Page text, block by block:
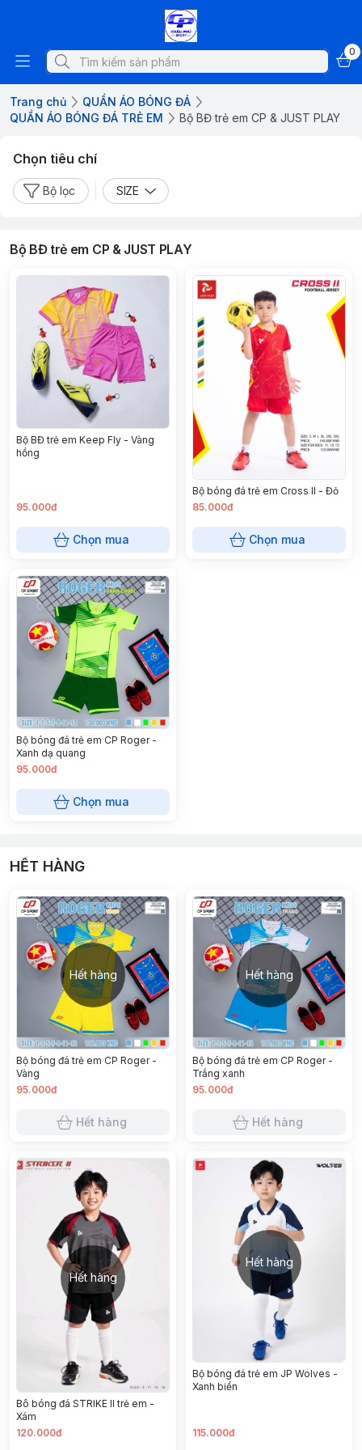
0
Trang chủ
QUẦN ÁO BÓNG ĐÁ
QUẦN ÁO BÓNG ĐÁ TRẺ EM
Bộ BĐ trẻ em CP & JUST PLAY
Chọn tiêu chí
Bộ lọc SIZE
Bộ BĐ trẻ em CP & JUST PLAY
Bộ BĐ trẻ em Keep Fly - Vàng
hồng
95.000đ
Chọn mua
Bộ bóng đá trẻ em Cross ll - Đỏ
85.000đ
Chọn mua
Bộ bóng đá trẻ em CP Roger -
Xanh dạ quang
95.000đ
Chọn mua
HẾT HÀNG
Hết hàng
Bộ bóng đá trẻ em CP Roger -
Vàng
95.000đ
Hết hàng
Hết hàng
Bộ bóng đá trẻ em CP Roger -
Trắng xanh
95.000đ
Hết hàng
Hết hàng
Bô bóng đá STRIKE ll trẻ em -
Xám
120.000đ
Hết hàng
Bộ bóng đá trẻ em JP Wolves -
Xanh biển
115.000đ